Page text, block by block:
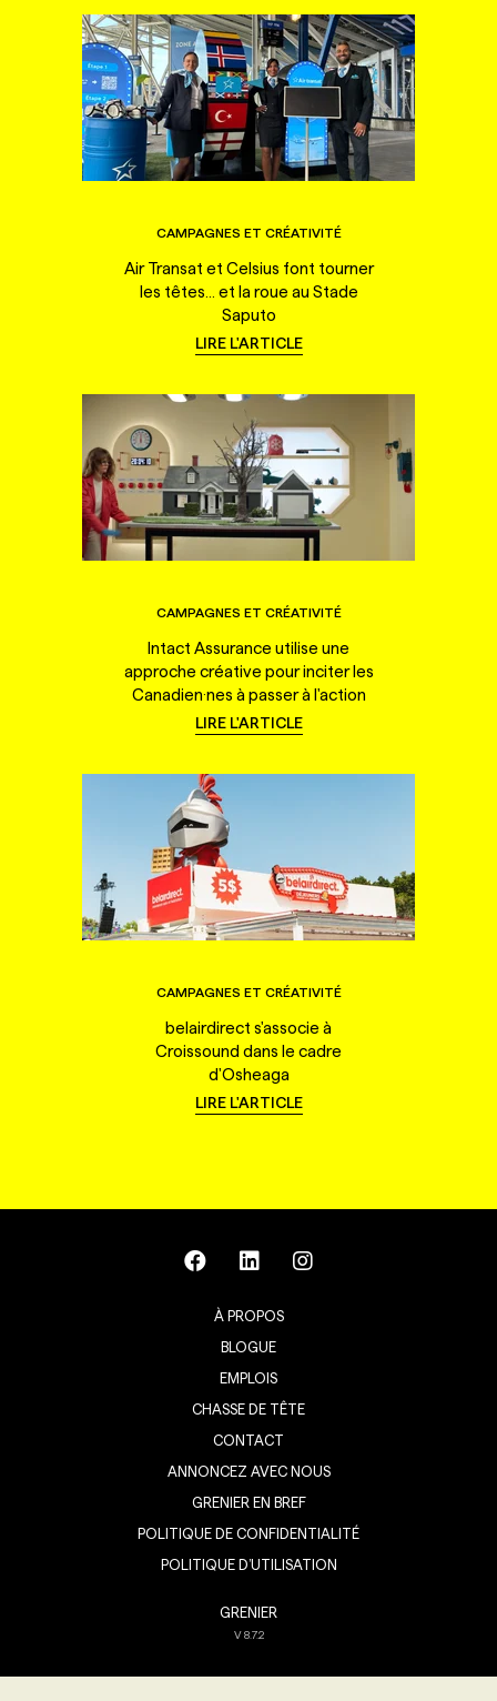
CAMPAGNES ET CRÉATIVITÉ
Air Transat et Celsius font tourner
les têtes... et la roue au Stade
Saputo
LIRE L'ARTICLE
CAMPAGNES ET CRÉATIVITÉ
Intact Assurance utilise une
approche créative pour inciter les
Canadien·nes à passer à l'action
LIRE L'ARTICLE
CAMPAGNES ET CRÉATIVITÉ
belairdirect s'associe à
Croissound dans le cadre
d'Osheaga
LIRE L'ARTICLE
À PROPOS
BLOGUE
EMPLOIS
CHASSE DE TÊTE
CONTACT
ANNONCEZ AVEC NOUS
GRENIER EN BREF
POLITIQUE DE CONFIDENTIALITÉ
POLITIQUE D’UTILISATION
GRENIER
V8.7.2